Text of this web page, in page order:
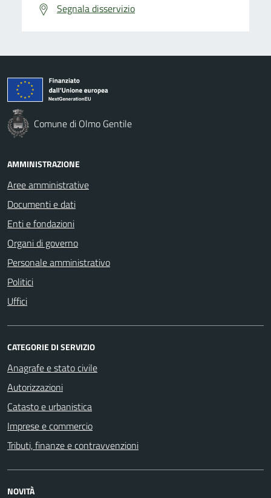
Segnala disservizio
Comune di Olmo Gentile
AMMINISTRAZIONE
Aree amministrative
Documenti e dati
Enti e fondazioni
Organi di governo
Personale amministrativo
Politici
Uffici
CATEGORIE DI SERVIZIO
Anagrafe e stato civile
Autorizzazioni
Catasto e urbanistica
Imprese e commercio
Tributi, finanze e contravvenzioni
NOVITÀ